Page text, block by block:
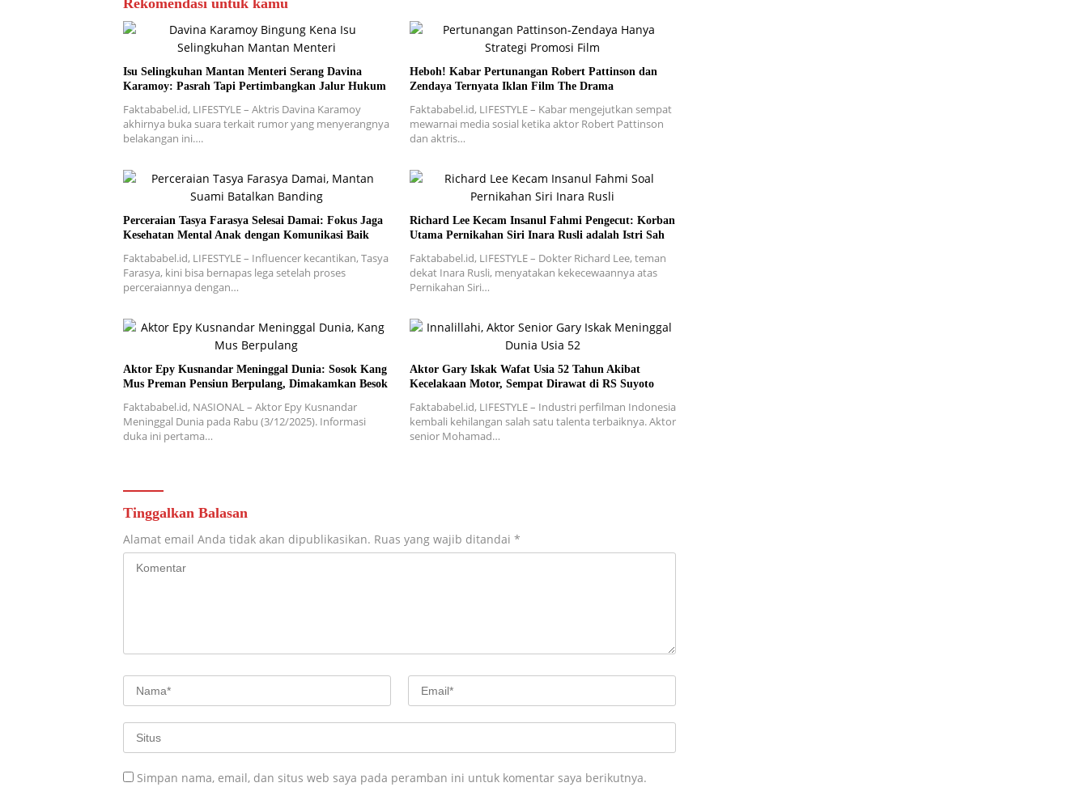
Rekomendasi untuk kamu
Isu Selingkuhan Mantan Menteri Serang Davina
Karamoy: Pasrah Tapi Pertimbangkan Jalur Hukum
Faktababel.id, LIFESTYLE – Aktris Davina Karamoy
akhirnya buka suara terkait rumor yang menyerangnya
belakangan ini….
Heboh! Kabar Pertunangan Robert Pattinson dan
Zendaya Ternyata Iklan Film The Drama
Faktababel.id, LIFESTYLE – Kabar mengejutkan sempat
mewarnai media sosial ketika aktor Robert Pattinson
dan aktris…
Perceraian Tasya Farasya Selesai Damai: Fokus Jaga
Kesehatan Mental Anak dengan Komunikasi Baik
Faktababel.id, LIFESTYLE – Influencer kecantikan, Tasya
Farasya, kini bisa bernapas lega setelah proses
perceraiannya dengan…
Richard Lee Kecam Insanul Fahmi Pengecut: Korban
Utama Pernikahan Siri Inara Rusli adalah Istri Sah
Faktababel.id, LIFESTYLE – Dokter Richard Lee, teman
dekat Inara Rusli, menyatakan kekecewaannya atas
Pernikahan Siri…
Aktor Epy Kusnandar Meninggal Dunia: Sosok Kang
Mus Preman Pensiun Berpulang, Dimakamkan Besok
Faktababel.id, NASIONAL – Aktor Epy Kusnandar
Meninggal Dunia pada Rabu (3/12/2025). Informasi
duka ini pertama…
Aktor Gary Iskak Wafat Usia 52 Tahun Akibat
Kecelakaan Motor, Sempat Dirawat di RS Suyoto
Faktababel.id, LIFESTYLE – Industri perfilman Indonesia
kembali kehilangan salah satu talenta terbaiknya. Aktor
senior Mohamad…
Tinggalkan Balasan
Alamat email Anda tidak akan dipublikasikan. Ruas yang wajib ditandai *
Simpan nama, email, dan situs web saya pada peramban ini untuk komentar saya berikutnya.